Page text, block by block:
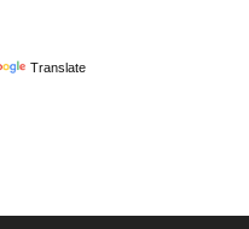
Translate